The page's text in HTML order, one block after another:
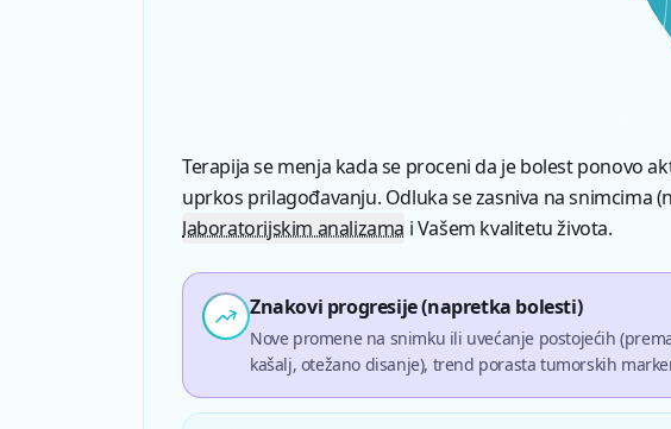
Terapija se menja kada se proceni da je bolest ponovo
uprkos prilagođavanju. Odluka se zasniva na snimcima
laboratorijskim analizama i Vašem kvalitetu života.
Znakovi progresije (napretka bolesti)
Nove promene na snimku ili uvećanje postojećih
kašalj, otežano disanje), trend porasta tumorskih